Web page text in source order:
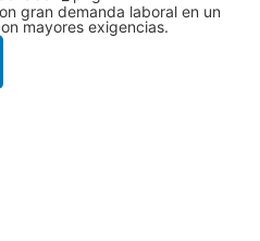
gran demanda laboral en un
mayores exigencias.